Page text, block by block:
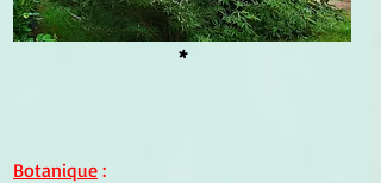
*
Botanique :